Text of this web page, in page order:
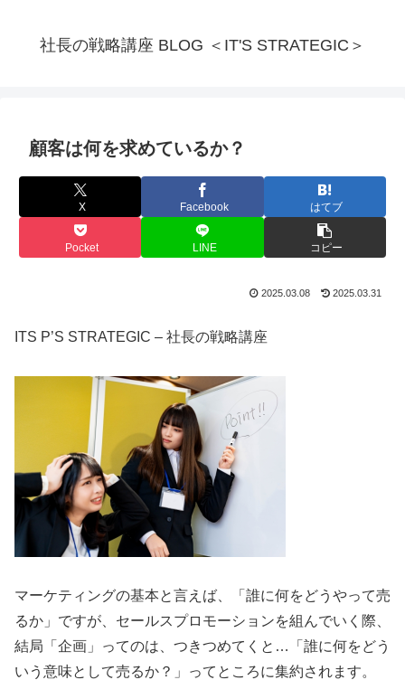
社長の戦略講座 BLOG ＜IT'S STRATEGIC＞
顧客は何を求めているか？
X Facebook はてブ
Pocket LINE コピー
2025.03.08 2025.03.31
ITS P’S STRATEGIC – 社長の戦略講座
マーケティングの基本と言えば、「誰に何をどうやって売
るか」ですが、セールスプロモーションを組んでいく際、
結局「企画」ってのは、つきつめてくと…「誰に何をどう
いう意味として売るか？」ってところに集約されます。